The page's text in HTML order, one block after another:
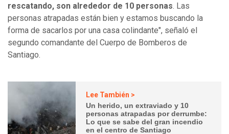
rescatando, son alrededor de 10 personas. Las
personas atrapadas están bien y estamos buscando la
forma de sacarlos por una casa colindante", señaló el
segundo comandante del Cuerpo de Bomberos de
Santiago.
Lee También >
Un herido, un extraviado y 10
personas atrapadas por derrumbe:
Lo que se sabe del gran incendio
en el centro de Santiago